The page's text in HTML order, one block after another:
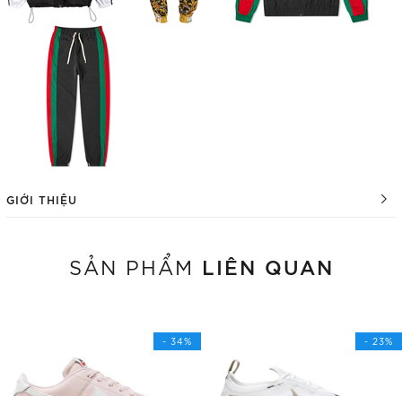
GIỚI THIỆU
SẢN PHẨM LIÊN QUAN
- 34% - 23%